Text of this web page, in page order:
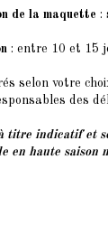
de la maquette :
: entre 10 et 15
selon votre
des
titre indicatif et
en haute saison